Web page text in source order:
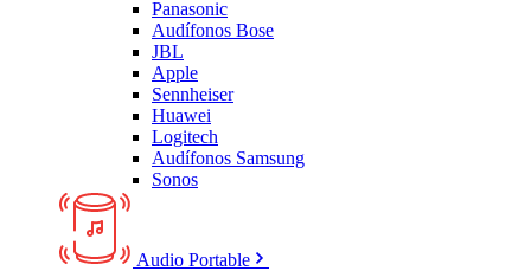
Panasonic
Audífonos Bose
JBL
Apple
Sennheiser
Huawei
Logitech
Audífonos Samsung
Sonos
Audio Portable